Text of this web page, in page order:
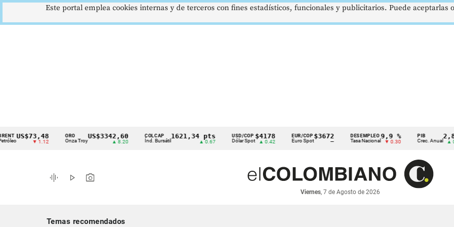
Cintillo
indicadores
económicos
▼ 1.12
ORO
Onza Troy
US$3342,60 COLCAP
Índ. Bursátil
1621,34 pts USD/COP
Dólar Spot
$4178
▲ 0.42
EUR/COP
Euro Spot
$3672
—
DESEMPLEO
Tasa Nacional
9,9 %
▼ 0.30
PIB
Crec. Anual
2,8 %
▲ 0.10
graphic_eq play_arrow photo_camera
Viernes, 7 de Agosto de 2026
Temas recomendados
Este portal emplea cookies internas y de terceros con fines estadísticos, funcionales y publicitarios. Puede aceptarlas